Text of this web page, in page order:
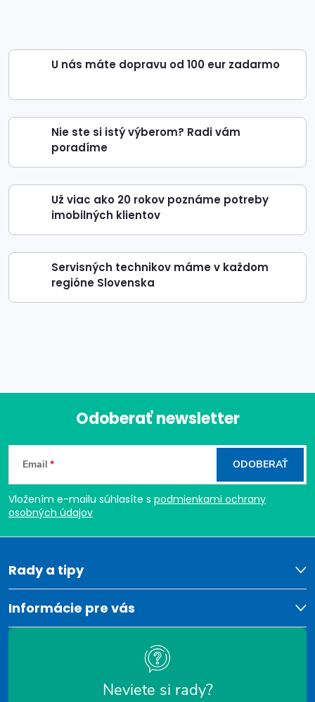
U nás máte dopravu od 100 eur zadarmo
Nie ste si istý výberom? Radi vám
poradíme
Už viac ako 20 rokov poznáme potreby
imobilných klientov
Servisných technikov máme v každom
regióne Slovenska
Z
á
p
ä
t
e
Odoberať newsletter
Email
Vložením e-mailu súhlasíte s podmienkami ochrany
osobných údajov
ODOBERAŤ
Rady a tipy
Informácie pre vás
Neviete si rady?